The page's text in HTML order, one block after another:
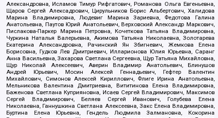
Александровна, Исламов Тимур Рифгатович, Романова Ольга Евгеньевна,
Щаров Сергей Алексадрович, Цирульников Борис Альбертович, Халидова
Марина Владимировна, Людевиг Марина Зариевна, Федотова Галина
Анатольевна, Паутов Юрий Анатольевич, Верховский Александр Маркович,
Пислакова-Паркер Марина Петровна, Кочеткова Татьяна Владимировна,
Чуркина Наталья Валерьевна, Акимова Татьяна Николаевна, Золотарева
Екатерина Александровна, Рачинский Ян Збигневич, Жемкова Елена
Борисовна, Гудков Лев Дмитриевич, Илларионова Юлия Юрьевна, Саранг
Анна Васильевна, Захарова Светлана Сергеевна, Щур Татьяна Михайловна,
Щур Николай Алексеевич, Аверин Владимир Анатольевич, Блинушов
Андрей Юрьевич, Мосин Алексей Геннадьевич, Гефтер Валентин
Михайлович, Симонов Алексей Кириллович, Флиге Ирина Анатольевна,
Мельникова Валентина Дмитриевна, Вититинова Елена Владимировна,
Баженова Светлана Куприяновна, Исаев Сергей Владимирович, Максимов
Сергей Владимирович, Беляев Сергей Иванович, Голубева Елена
Николаевна, Ганнушкина Светлана Алексеевна, Закс Елена Владимировна,
Буртина Елена Юрьевна, Гендель Людмила Залмановна, Кокорина